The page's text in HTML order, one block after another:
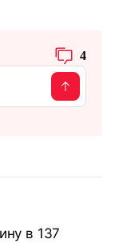
4
в 137